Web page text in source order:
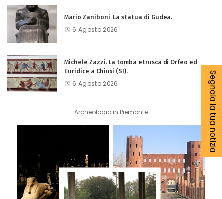
Mario Zaniboni. La statua di Gudea.
6 Agosto 2026
Michele Zazzi. La tomba etrusca di Orfeo ed
Euridice a Chiusi (SI).
6 Agosto 2026
Archeologia in Piemonte Segnala la tua notizia